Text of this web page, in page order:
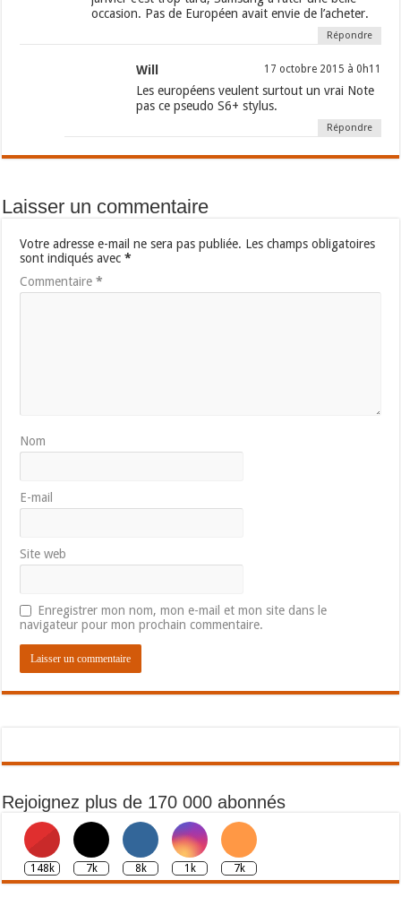
occasion. Pas de Européen avait envie de l’acheter.
Répondre
Will 17 octobre 2015 à 0h11
Les européens veulent surtout un vrai Note
pas ce pseudo S6+ stylus.
Répondre
Laisser un commentaire
Votre adresse e-mail ne sera pas publiée. Les champs obligatoires
sont indiqués avec*
Commentaire*
Nom
E-mail
Site web
Enregistrer mon nom, mon e-mail et mon site dans le
navigateur pour mon prochain commentaire.
Rejoignez plus de 170 000 abonnés
148k 7k 8k 1k 7k